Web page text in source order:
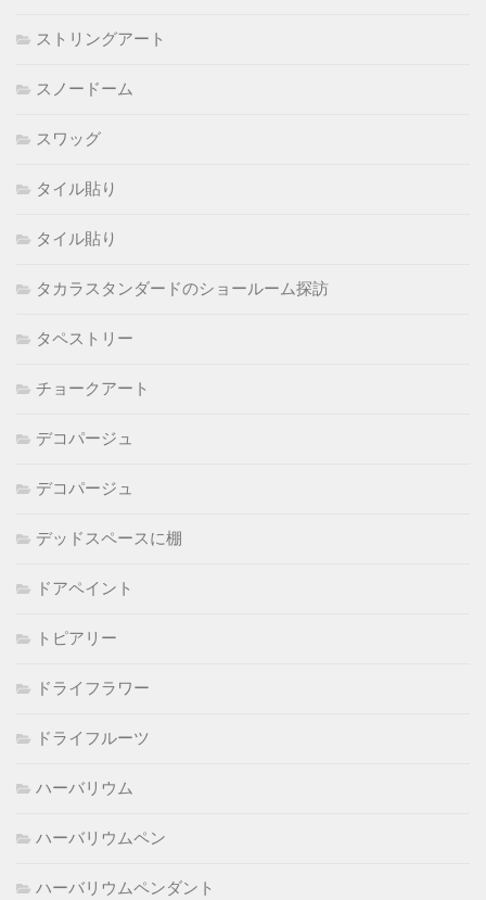
ストリングアート
スノードーム
スワッグ
タイル貼り
タイル貼り
タカラスタンダードのショールーム探訪
タペストリー
チョークアート
デコパージュ
デコパージュ
デッドスペースに棚
ドアペイント
トピアリー
ドライフラワー
ドライフルーツ
ハーバリウム
ハーバリウムペン
ハーバリウムペンダント